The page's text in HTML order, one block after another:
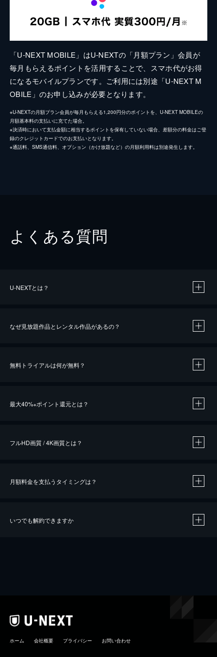
「U-NEXT MOBILE」はU-NEXTの「月額プラン」会員が
毎月もらえるポイントを活用することで、スマホ代がお得
になるモバイルプランです。ご利用には別途「U-NEXT M
OBILE」のお申し込みが必要となります。
※U-NEXTの月額プラン会員が毎月もらえる1,200円分のポイントを、U-NEXT MOBILEの
月額基本料の支払いに充てた場合。
※決済時において支払金額に相当するポイントを保有していない場合、差額分の料金はご登
録のクレジットカードでのお支払いとなります。
※通話料、SMS通信料、オプション（かけ放題など）の月額利用料は別途発生します。
よくある質問
U-NEXTとは？
なぜ見放題作品とレンタル作品があるの？
無料トライアルは何が無料？
最大40%※ポイント還元とは？
※40％ポイント還元の対象は、クレジットカード決済による作品の購入 / レンタルです。
フルHD画質 / 4K画質とは？
月額料金を支払うタイミングは？
いつでも解約できますか
ホーム 会社概要 プライバシー お問い合わせ